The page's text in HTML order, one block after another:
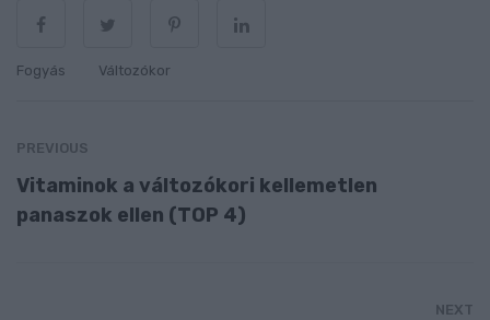
Fogyás Változókor
PREVIOUS
Vitaminok a változókori kellemetlen
panaszok ellen (TOP 4)
NEXT